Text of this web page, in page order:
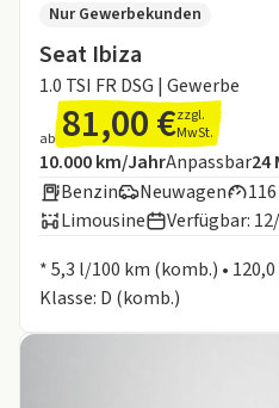
Seat Ibiza
1.0 TSI FR DSG | Gewerbe
Nur Gewerbekunden
ab 81,00 €zzgl.
MwSt.
Angebotsdetails:
Inklusive Laufleistung
10.000 km/JahrAnpassbar24
Benzin
Neuwagen
Limousine
Verfügbar:
* 5,3 l/100 km (komb.) •
Klasse: D (komb.)